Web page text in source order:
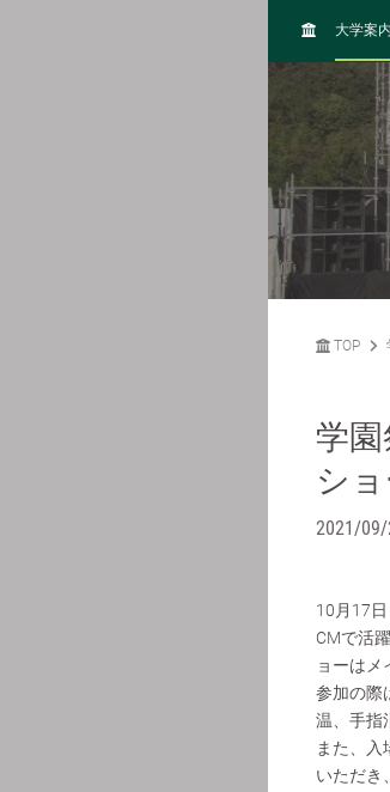
H
E
大学案内
TOP
学
シ
2021/09/
10月17
CMで活
ョーはメ
参加の際
温、手指
また、
いただき